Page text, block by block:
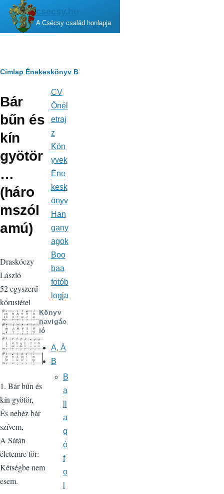
Ugrás a tartalomra
csecsy.hu
A Csécsy család honlapja
Morzsa
Címlap Énekeskönyv B
Bár
bűn és
kín
gyötör
…
(háro
mszól
amú)
Draskóczy
László
52 egyszerű
kórustétel
1. Bár bűn és
kín gyötör,
És nehéz bár
szívem,
A Sátán
életemre tör:
Kétségbe nem
esem.
navigáció
CV
Önél
etraj
z
Kön
yvek
Éne
kesk
önyv
Han
gany
agok
Boo
baa
fotób
logja
Könyv
navigác
ió
A, Á
B
B
a
a
g
ó
f
o